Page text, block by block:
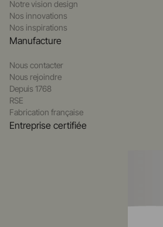
Notre vision design
Nos innovations
Nos inspirations
Manufacture
Nous contacter
Nous rejoindre
Depuis 1768
RSE
Fabrication française
Entreprise certifiée